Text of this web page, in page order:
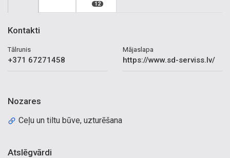
12
Kontakti
Tālrunis
+371 67271458
Mājaslapa
https://www.sd-serviss.lv/
Nozares
Ceļu un tiltu būve, uzturēšana
Atslēgvārdi